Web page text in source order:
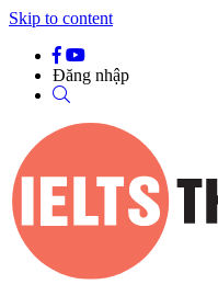
Skip to content
Đăng nhập